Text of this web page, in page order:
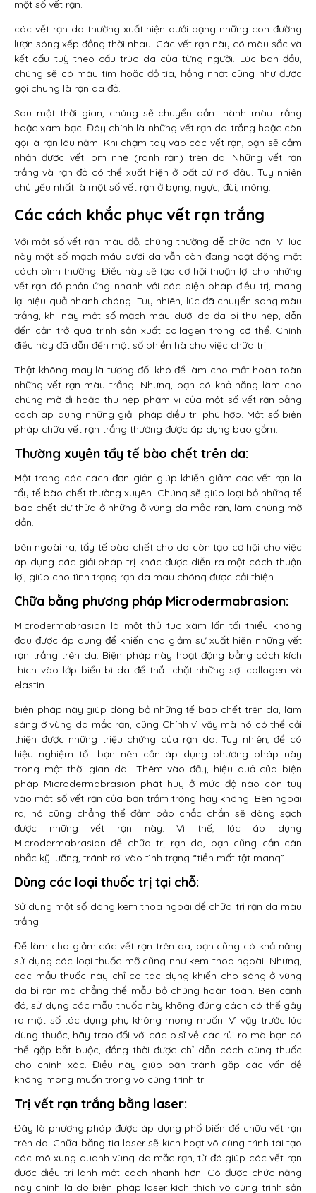
một số vết rạn.
các vết rạn da thường xuất hiện dưới dạng những con đường
lượn sóng xếp đồng thời nhau. Các vết rạn này có màu sắc và
kết cấu tuỳ theo cấu trúc da của từng người. Lúc ban đầu,
chúng sẽ có màu tím hoặc đỏ tía, hồng nhạt cũng như được
gọi chung là rạn da đỏ.
Sau một thời gian, chúng sẽ chuyển dần thành màu trắng
hoặc xám bạc. Đây chính là những vết rạn da trắng hoặc còn
gọi là rạn lâu năm. Khi chạm tay vào các vết rạn, bạn sẽ cảm
nhận được vết lõm nhẹ (rãnh rạn) trên da. Những vết rạn
trắng và rạn đỏ có thể xuất hiện ở bất cứ nơi đâu. Tuy nhiên
chủ yếu nhất là một số vết rạn ở bụng, ngực, đùi, mông.
Các cách khắc phục vết rạn trắng
Với một số vết rạn màu đỏ, chúng thường dễ chữa hơn. Vì lúc
này một số mạch máu dưới da vẫn còn đang hoạt động một
cách bình thường. Điều này sẽ tạo cơ hội thuận lợi cho những
vết rạn đỏ phản ứng nhanh với các biện pháp điều trị, mang
lại hiệu quả nhanh chóng. Tuy nhiên, lúc đã chuyển sang màu
trắng, khi này một số mạch máu dưới da đã bị thu hẹp, dẫn
đến cản trở quá trình sản xuất collagen trong cơ thể. Chính
điều này đã dẫn đến một số phiền hà cho việc chữa trị.
Thật không may là tương đối khó để làm cho mất hoàn toàn
những vết rạn màu trắng. Nhưng, bạn có khả năng làm cho
chúng mờ đi hoặc thu hẹp phạm vi của một số vết rạn bằng
cách áp dụng những giải pháp điều trị phù hợp. Một số biện
pháp chữa vết rạn trắng thường được áp dụng bao gồm:
Thường xuyên tẩy tế bào chết trên da:
Một trong các cách đơn giản giúp khiến giảm các vết rạn là
tẩy tế bào chết thường xuyên. Chúng sẽ giúp loại bỏ những tế
bào chết dư thừa ở những ở vùng da mắc rạn, làm chúng mờ
dần.
bên ngoài ra, tẩy tế bào chết cho da còn tạo cơ hội cho việc
áp dụng các giải pháp trị khác được diễn ra một cách thuận
lợi, giúp cho tình trạng rạn da mau chóng được cải thiện.
Chữa bằng phương pháp Microdermabrasion:
Microdermabrasion là một thủ tục xâm lấn tối thiểu không
đau được áp dụng để khiến cho giảm sự xuất hiện những vết
rạn trắng trên da. Biện pháp này hoạt động bằng cách kích
thích vào lớp biểu bì da để thắt chặt những sợi collagen và
elastin.
biện pháp này giúp dòng bỏ những tế bào chết trên da, làm
sáng ở vùng da mắc rạn, cũng Chính vì vậy mà nó có thể cải
thiện được những triệu chứng của rạn da. Tuy nhiên, để có
hiệu nghiệm tốt bạn nên cần áp dụng phương pháp này
trong một thời gian dài. Thêm vào đấy, hiệu quả của biện
pháp Microdermabrasion phát huy ở mức độ nào còn tùy
vào một số vết rạn của bạn trầm trọng hay không. Bên ngoài
ra, nó cũng chẳng thể đảm bảo chắc chắn sẽ dòng sạch
được những vết rạn này. Vì thế, lúc áp dụng
Microdermabrasion để chữa trị rạn da, bạn cũng cần cân
nhắc kỹ lưỡng, tránh rơi vào tình trạng “tiền mất tật mang”.
Dùng các loại thuốc trị tại chỗ:
Sử dụng một số dòng kem thoa ngoài để chữa trị rạn da màu
trắng
Để làm cho giảm các vết rạn trên da, bạn cũng có khả năng
sử dụng các loại thuốc mỡ cũng như kem thoa ngoài. Nhưng,
các mẫu thuốc này chỉ có tác dụng khiến cho sáng ở vùng
da bị rạn mà chẳng thể mẫu bỏ chúng hoàn toàn. Bên cạnh
đó, sử dụng các mẫu thuốc này không đúng cách có thể gây
ra một số tác dụng phụ không mong muốn. Vì vậy trước lúc
dùng thuốc, hãy trao đổi với các b.sĩ về các rủi ro mà bạn có
thể gặp bắt buộc, đồng thời được chỉ dẫn cách dùng thuốc
cho chính xác. Điều này giúp bạn tránh gặp các vấn đề
không mong muốn trong vô cùng trình trị.
Trị vết rạn trắng bằng laser:
Đây là phương pháp được áp dụng phổ biến để chữa vết rạn
trên da. Chữa bằng tia laser sẽ kích hoạt vô cùng trình tái tạo
các mô xung quanh vùng da mắc rạn, từ đó giúp các vết rạn
được điều trị lành một cách nhanh hơn. Có được chức năng
này chính là do biện pháp laser kích thích vô cùng trình sản